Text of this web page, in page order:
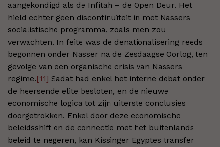
aangekondigd als de Infitah – de Open Deur. Het
hield echter geen discontinuïteit in met Nassers
socialistische programma, zoals men zou
verwachten. In feite was de denationalisering reeds
begonnen onder Nasser na de Zesdaagse Oorlog, ten
gevolge van een organische crisis van Nassers
regime.[11] Sadat had enkel het interne debat onder
de heersende elite besloten, en de nieuwe
economische logica tot zijn uiterste conclusies
doorgetrokken. Enkel door deze economische
beleidsshift en de connectie met het buitenlands
beleid te negeren, kan Kissinger Egyptes transfer